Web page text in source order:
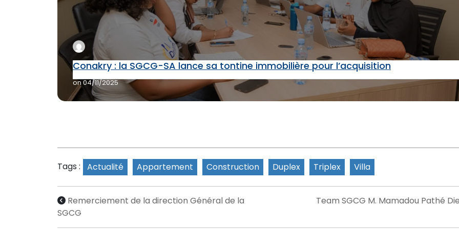
Conakry : la SGCG-SA lance sa tontine immobilière pour l’acquisition
on04/11/2025
Tags : Actualité Appartement Construction Duplex Triplex Villa
Remerciement de la direction Général de la
SGCG
Team SGCG M. Mamadou Pathé